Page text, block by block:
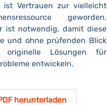
ist Vertrauen zur vielleicht
geworden.
ist notwendig, damit diese
und ohne prüfenden Blick
originelle Lösungen für
entwickeln.
herunterladen